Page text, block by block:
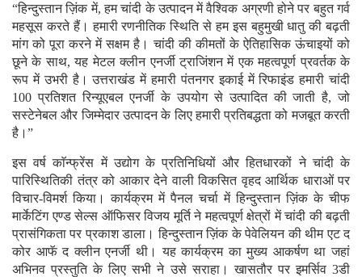
“हिन्दुस्तान ज़िंक में, हम चांदी के उत्पादन में वैश्विक अग्रणी होने पर बहुत गर्व
महसूस करते हैं। हमारी रणनीतिक स्थिति से हम इस बहुमुखी धातु की बढ़ती
मांग को पूरा करने में सक्षम है। चांदी की कीमतों के ऐतिहासिक ऊंचाइयों को
छूने के साथ, यह मेटल क्लीन एनर्जी ट्राजिंशन में एक महत्वपूर्ण प्रवर्तक के
रूप में उभरी है। उत्तराखंड में हमारी पंतनगर इकाई में रिफाइंड हमारी चांदी
100 प्रतिशत रिन्यूएबल एनर्जी के उपयोग से उत्पादित की जाती है, जो
सस्टेनेबल और जिम्मेदार उत्पादन के लिए हमारी प्रतिबद्धता को मजबूत करती
है।”
इस वर्ष काॅन्फ्रेंस में उद्योग के प्रतिनिधियों और हितधारकों ने चांदी के
पारिस्थितिकी तंत्र को आकार देने वाली विकसित वृहद आर्थिक धाराओं पर
विचार-विमर्श किया। कार्यक्रम में पैनल चर्चा में हिन्दुस्तान ज़िंक के चीफ
मार्केटिंग एण्ड सेल्स ऑफिसर विजय मूर्ति ने महत्वपूर्ण क्षेत्रों में चांदी की बढ़ती
प्रासंगिकता पर प्रकाश डाला। हिन्दुस्तान ज़िंक के पेवेलियन की थीम एट द
कोर आफॅ द क्लीन एनर्जी थी। यह कार्यक्रम का मुख्य आकर्षण था जहां
अभिनव प्रस्तुति के लिए सभी ने उसे सराहा। खासतौर पर इमर्सिव 3डी